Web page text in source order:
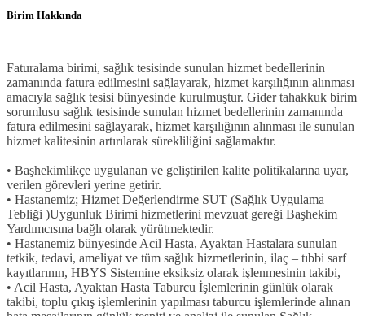
Birim Hakkında
Faturalama birimi, sağlık tesisinde sunulan hizmet bedellerinin
zamanında fatura edilmesini sağlayarak, hizmet karşılığının alınması
amacıyla sağlık tesisi bünyesinde kurulmuştur. Gider tahakkuk birim
sorumlusu sağlık tesisinde sunulan hizmet bedellerinin zamanında
fatura edilmesini sağlayarak, hizmet karşılığının alınması ile sunulan
hizmet kalitesinin artırılarak sürekliliğini sağlamaktır.
• Başhekimlikçe uygulanan ve geliştirilen kalite politikalarına uyar,
verilen görevleri yerine getirir.
• Hastanemiz; Hizmet Değerlendirme SUT (Sağlık Uygulama
Tebliği )Uygunluk Birimi hizmetlerini mevzuat gereği Başhekim
Yardımcısına bağlı olarak yürütmektedir.
• Hastanemiz bünyesinde Acil Hasta, Ayaktan Hastalara sunulan
tetkik, tedavi, ameliyat ve tüm sağlık hizmetlerinin, ilaç – tıbbi sarf
kayıtlarının, HBYS Sistemine eksiksiz olarak işlenmesinin takibi,
• Acil Hasta, Ayaktan Hasta Taburcu İşlemlerinin günlük olarak
takibi, toplu çıkış işlemlerinin yapılması taburcu işlemlerinde alınan